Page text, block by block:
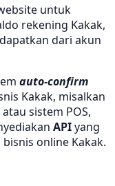
untuk
rekening Kakak,
dari akun
auto-confirm
Kakak, misalkan
atau sistem POS,
APIyang
online Kakak.